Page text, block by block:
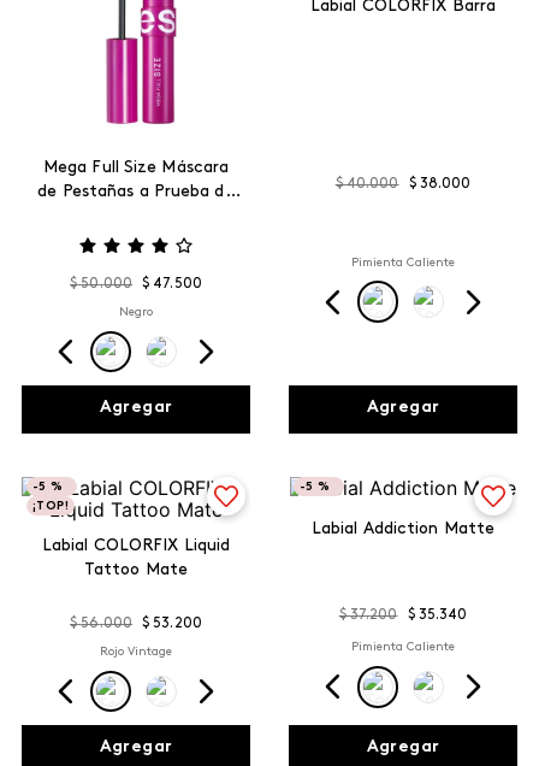
Mega Full Size Máscara
de Pestañas a Prueba de
$ 50.000 $ 47. 500
Negro
Agregar
Labial COLORFIX Barra
$ 40.000 $ 38.000
Pimienta Caliente
Agregar
Labial COLORFIX Liquid
Tattoo Mate
-5 %
¡TOP!
$ 56.000 $ 53. 200
Rojo Vintage
Agregar
Labial Addiction Matte
-5 %
$ 37.200 $ 35.340
Pimienta Caliente
Agregar